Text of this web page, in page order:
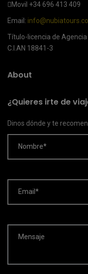
Movil +34 696 413 409
Email:
Título-licencia de Agencia
C.I.AN 18841-3
About
¿Quieres irte de
Dinos dónde y te
Nombre*
Email*
Mensaje